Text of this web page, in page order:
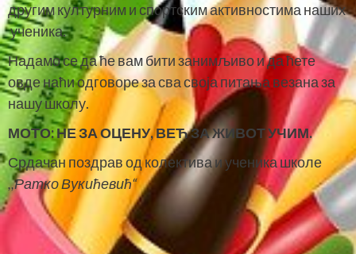
другим културним и спортским активностима наших
ученика.
Надамо се да ће вам бити занимљиво и да ћете
овде наћи одговоре за сва своја питања везана за
нашу школу.
МОТО:НЕ ЗА ОЦЕНУ, ВЕЋ ЗА ЖИВОТ УЧИМ.
Срдачан поздрав од колектива и ученика школе
,,Ратко Вукићевић“